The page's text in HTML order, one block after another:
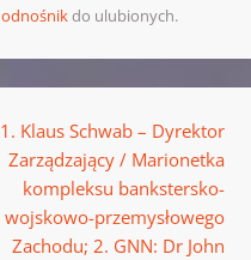
odnośnikdo ulubionych.
1. Klaus Schwab – Dyrektor
Zarządzający / Marionetka
kompleksu bankstersko-
wojskowo-przemysłowego
Zachodu; 2. GNN: Dr John